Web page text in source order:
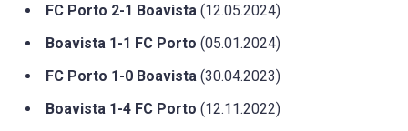
FC Porto 2-1 Boavista (12.05.2024)
Boavista 1-1 FC Porto (05.01.2024)
FC Porto 1-0 Boavista (30.04.2023)
Boavista 1-4 FC Porto (12.11.2022)